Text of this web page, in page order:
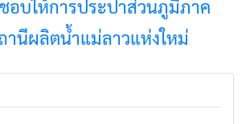
อบให้การประปาส่วนภูมิภาค
านีผลิตน้ำแม่ลาวแห่งใหม่